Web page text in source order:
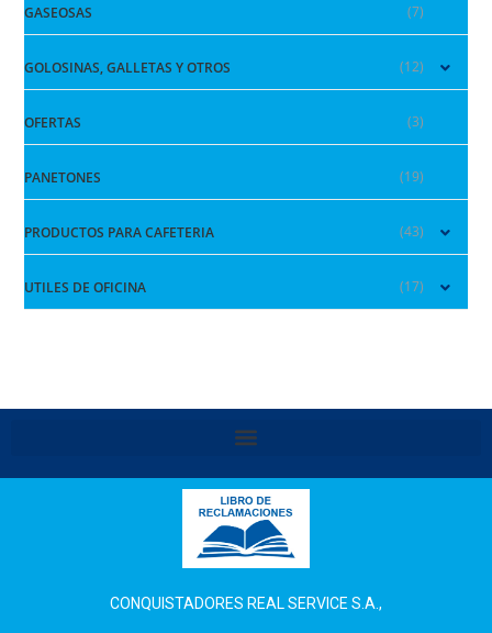
GASEOSAS (7)
GOLOSINAS, GALLETAS Y OTROS (12)
OFERTAS (3)
PANETONES (19)
PRODUCTOS PARA CAFETERIA (43)
UTILES DE OFICINA (17)
CONQUISTADORES REAL SERVICE S.A.,